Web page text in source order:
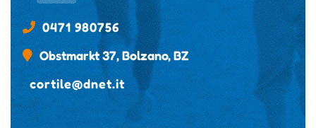
0471 980756
Obstmarkt 37, Bolzano, BZ
cortile@dnet.it